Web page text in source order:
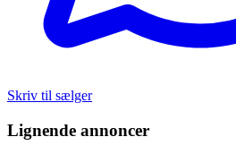
Skriv til sælger
Lignende annoncer